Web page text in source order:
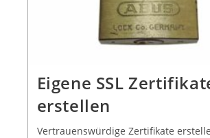
Eigene SSL
erstellen
Vertrauenswürdige Zertifikate